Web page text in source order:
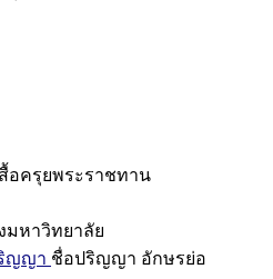
สื้อครุยพระราชทาน
มหาวิทยาลัย
ญญา ชื่อปริญญา อักษรย่อ